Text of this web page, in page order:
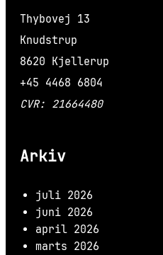
Thybovej 13
Knudstrup
8620 Kjellerup
+45 4468 6804
CVR: 21664480
Arkiv
juli 2026
juni 2026
april 2026
marts 2026